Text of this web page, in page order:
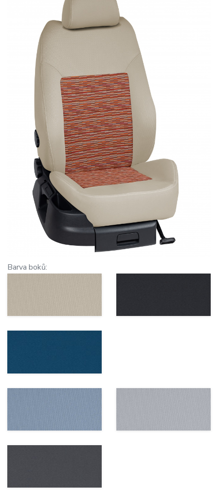
Barva boků: